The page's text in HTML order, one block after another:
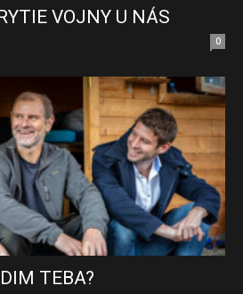
VOJNY U NÁS
0
TEBA?